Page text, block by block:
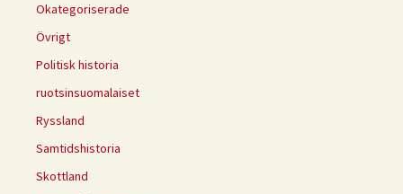
Okategoriserade
Övrigt
Politisk historia
ruotsinsuomalaiset
Ryssland
Samtidshistoria
Skottland